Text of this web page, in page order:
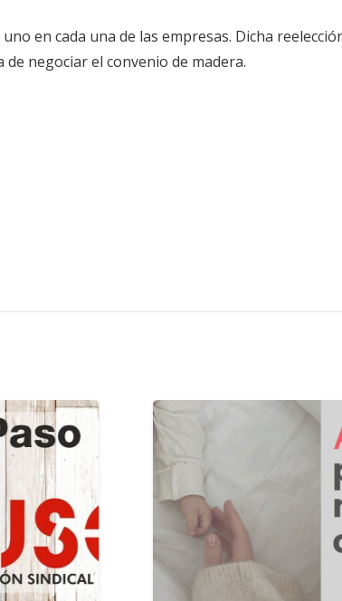
en cada una de las empresas. Dicha
negociar el convenio de madera.